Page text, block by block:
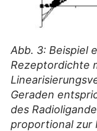
Abb. 3: Beispiel
Rezeptordichte
Geraden
des
proportional zur